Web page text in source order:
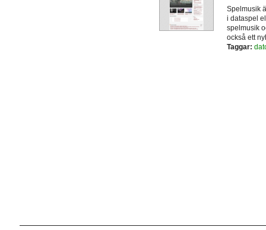
Spelmusik
i dataspel
spelmusik
också ett
Taggar: